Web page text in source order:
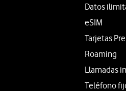
Datos
eSIM
Tarjetas
Roaming
Llamadas
Teléfono